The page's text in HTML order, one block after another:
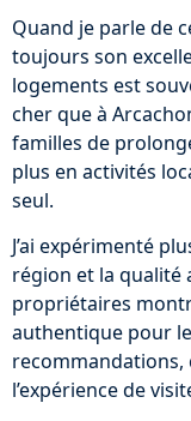
Quand je parle de
toujours son
logements est
cher que à
familles de
plus en activités
seul.
J’ai expérimenté
région et la qualité
propriétaires
authentique pour
l’expérience de